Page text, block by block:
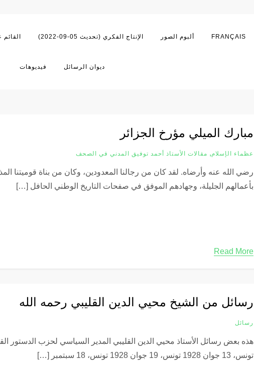
FRANÇAIS ألبوم الصور اﻹنتاج الفكري (تحديث 05-09-2022)
ديوان الرسائل فيديوهات
مبارك الميلي مؤرخ الجزائر
عظماء الإسلام, مقالات اﻷستاذ أحمد توفيق المدني في الصحف
رضي الله عنه وأرضاه. لقد كان من رجالنا المعدودين، وكان من بناة قوميتنا
بأعمالهم الجليلة، وجهادهم الموفق في صفحات التاريخ الوطني الحافل […]
Read More
رسائل من الشيخ محيي الدين القليبي رحمه الله
رسائل
هذه بعض رسائل الأستاذ محيي الدين القليبي المدير السياسي لحزب الدستور
تونس، 13 جوان 1928 تونس، 19 جوان 1928 تونس، 18 سبتمبر […]